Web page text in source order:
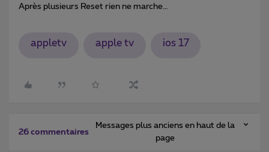
Après plusieurs Reset rien ne marche…
appletv apple tv ios 17
26 commentaires
Messages plus anciens en haut de la
page